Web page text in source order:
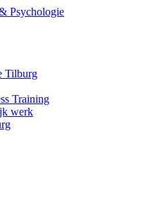
Tilburg
Training
werk